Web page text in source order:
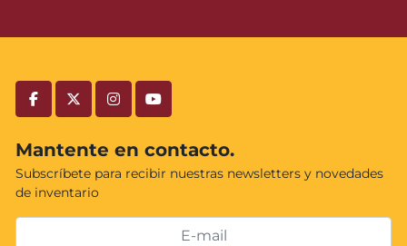
facebooktwitterinstagramyoutube
Mantente en contacto.
Subscríbete para recibir nuestras newsletters y novedades
de inventario